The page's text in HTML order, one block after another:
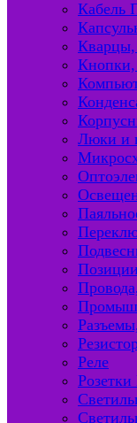
Кабель
Кварцы,
Кнопки,
Люки и
Реле